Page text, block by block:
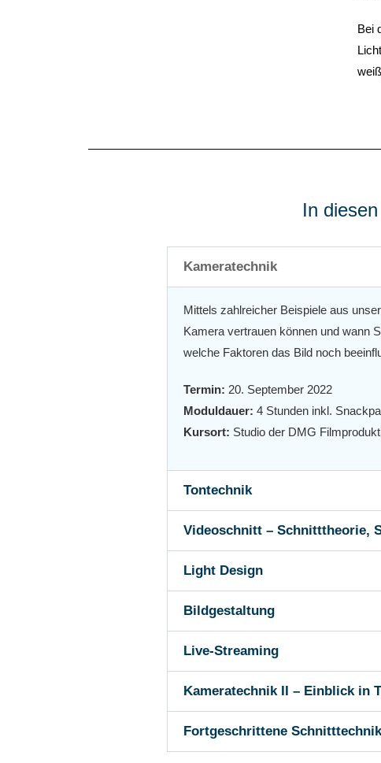
Bei
In
Kameratechnik
Mittels zahlreicher Beispiele aus
Kamera vertrauen können und wann
welche Faktoren das Bild noch
Termin: 20. September 2022
Moduldauer: 4 Stunden inkl.
Kursort: Studio der DMG
Tontechnik
Videoschnitt – Schnitttheorie,
Light Design
Bildgestaltung
Live-Streaming
Kameratechnik II – Einblick in
Fortgeschrittene